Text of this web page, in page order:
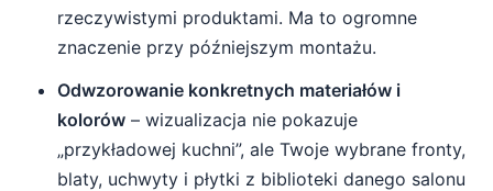
rzeczywistymi produktami. Ma to ogromne
znaczenie przy późniejszym montażu.
Odwzorowanie konkretnych materiałów i
kolorów – wizualizacja nie pokazuje
„przykładowej kuchni”, ale Twoje wybrane fronty,
blaty, uchwyty i płytki z biblioteki danego salonu